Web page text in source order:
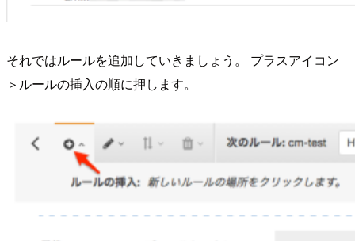
それではルールを追加していきましょう。 プラスアイコン
＞ルールの挿入の順に押します。